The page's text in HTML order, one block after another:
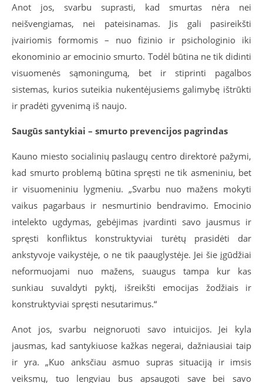
Anot jos, svarbu suprasti, kad smurtas nėra nei
neišvengiamas, nei pateisinamas. Jis gali pasireikšti
įvairiomis formomis – nuo fizinio ir psichologinio iki
ekonominio ar emocinio smurto. Todėl būtina ne tik didinti
visuomenės sąmoningumą, bet ir stiprinti pagalbos
sistemas, kurios suteikia nukentėjusiems galimybę ištrūkti
ir pradėti gyvenimą iš naujo.
Saugūs santykiai – smurto prevencijos pagrindas
Kauno miesto socialinių paslaugų centro direktorė pažymi,
kad smurto problemą būtina spręsti ne tik asmeniniu, bet
ir visuomeniniu lygmeniu. „Svarbu nuo mažens mokyti
vaikus pagarbaus ir nesmurtinio bendravimo. Emocinio
intelekto ugdymas, gebėjimas įvardinti savo jausmus ir
spręsti konfliktus konstruktyviai turėtų prasidėti dar
ankstyvoje vaikystėje, o ne tik paauglystėje. Jei šie įgūdžiai
neformuojami nuo mažens, suaugus tampa kur kas
sunkiau suvaldyti pyktį, išreikšti emocijas žodžiais ir
konstruktyviai spręsti nesutarimus.“
Anot jos, svarbu neignoruoti savo intuicijos. Jei kyla
jausmas, kad santykiuose kažkas negerai, dažniausiai taip
ir yra. „Kuo anksčiau asmuo supras situaciją ir imsis
veiksmų, tuo lengviau bus apsaugoti save bei savo